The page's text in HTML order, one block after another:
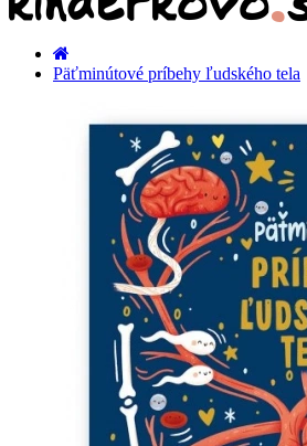
Päťminútové príbehy ľudského tela